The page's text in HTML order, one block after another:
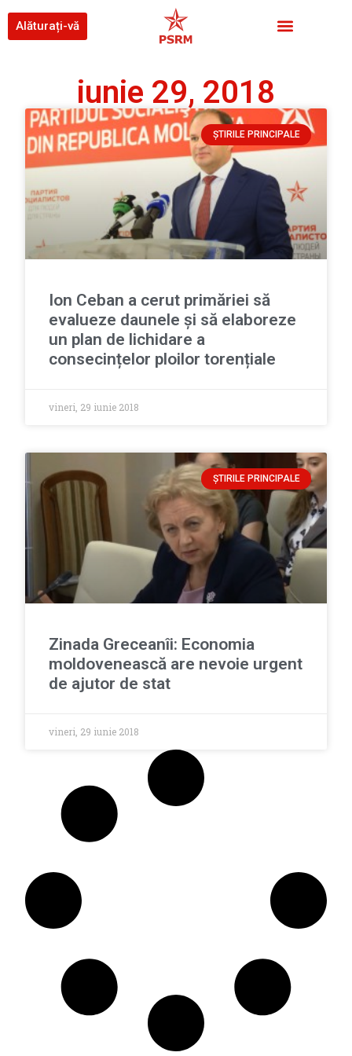
Alăturați-vă
iunie 29, 2018
ȘTIRILE PRINCIPALE
Ion Ceban a cerut primăriei să
evalueze daunele și să elaboreze
un plan de lichidare a
consecințelor ploilor torențiale
vineri, 29 iunie 2018
ȘTIRILE PRINCIPALE
Zinada Greceanîi: Economia
moldovenească are nevoie urgent
de ajutor de stat
vineri, 29 iunie 2018